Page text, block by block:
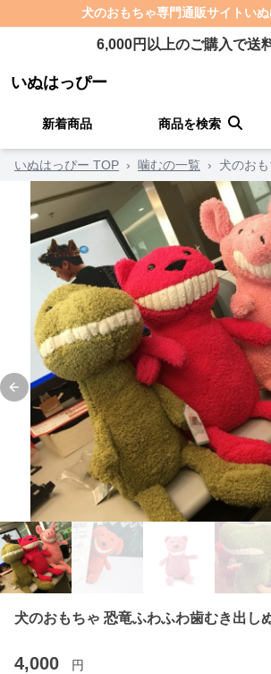
犬のおもちゃ専門通販サイト い
6,000円以上のご購入で送
いぬはっぴー
新着商品 商品を検索
いぬはっぴー TOP › 噛むの一覧 › 犬のお
Previous slide
犬のおもちゃ 恐竜ふわふわ歯むき出し
4,000 円